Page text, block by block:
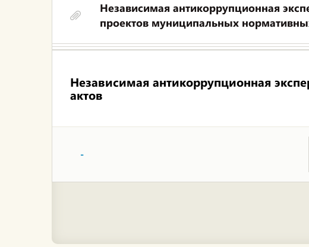
Независимая антикоррупционная
проектов муниципальных
Независимая антикоррупционная
актов
-